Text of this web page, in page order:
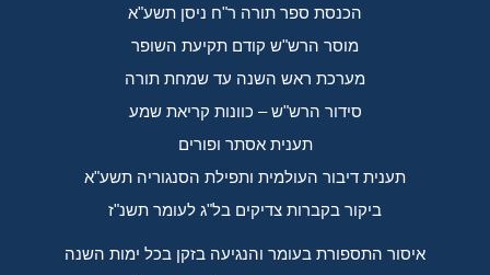
הכנסת ספר תורה ר"ח ניסן תשע"א
מוסר הרש"ש קודם תקיעת השופר
מערכת ראש השנה עד שמחת תורה
סידור הרש"ש – כוונות קריאת שמע
תענית אסתר ופורים
תענית דיבור העולמית ותפילת הסנגוריה תשע"א
ביקור בקברות צדיקים בל"ג לעומר תשנ"ז
איסור התספורת בעומר והנגיעה בזקן בכל ימות השנה